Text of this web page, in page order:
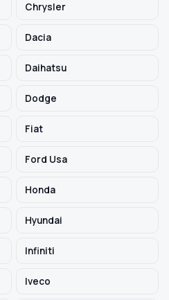
Chrysler
Dacia
Daihatsu
Dodge
Fiat
Ford Usa
Honda
Hyundai
Infiniti
Iveco